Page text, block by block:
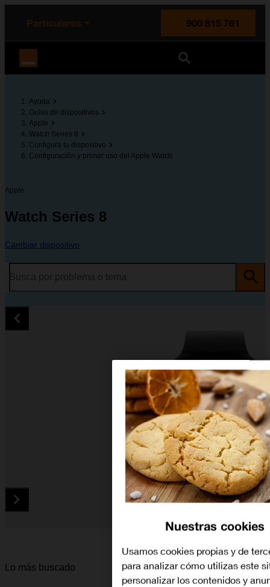
principal
la página
Particulares
900 815 761
Ayuda
Guías de dispositivos
Apple
Watch Series 8
Configura tu dispositivo
Configuración y primer uso del Apple Watch
Apple
Watch Series 8
Cambiar dispositivo
Diapositiva 1 de 4. Apple Watch Series 8 - Black - imagen 1
Lo más buscado
Nuestras cookies
Usamos cookies propias y de
para analizar cómo utilizas este
personalizar los contenidos y